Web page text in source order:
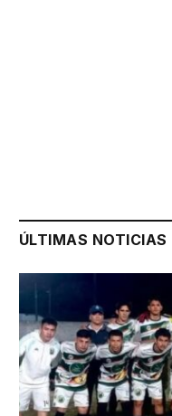
ÚLTIMAS NOTICIAS